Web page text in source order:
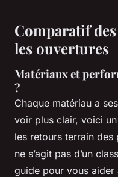
Comparatif
les ouvertures
Matériaux et
?
Chaque matériau a
voir plus clair, voici
les retours terrain des
ne s’agit pas d’un
guide pour vous